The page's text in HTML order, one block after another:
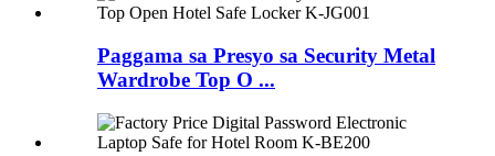
Paggama sa Presyo sa Security Metal
Wardrobe Top O ...